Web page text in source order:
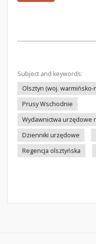
Subject and keywords:
Olsztyn (woj. warmińsko-
Prusy Wschodnie
Wydawnictwa urzędowe
Dzienniki urzędowe
Regencja olsztyńska